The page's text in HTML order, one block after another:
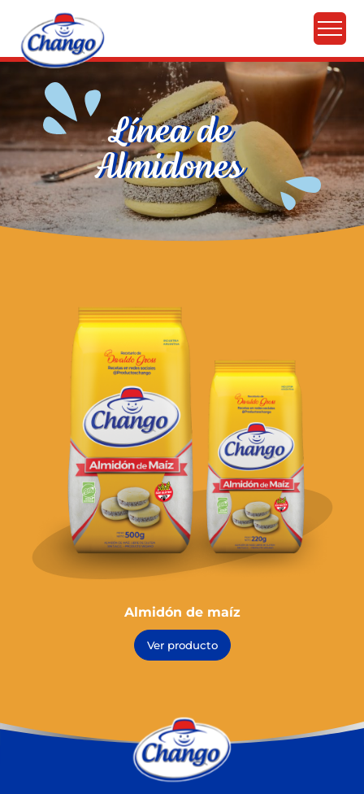
Línea de
Almidones
Almidón de maíz
Ver producto